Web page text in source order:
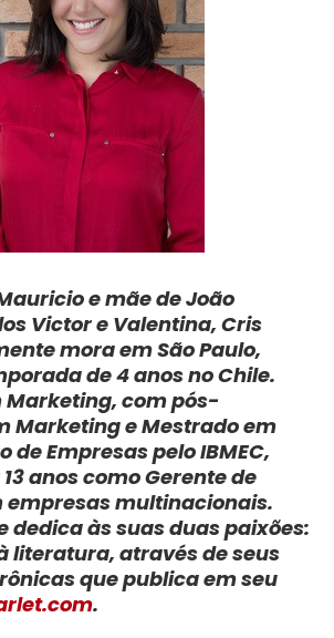
e mãe de João
Victor e Valentina, Cris
mora em São Paulo,
de 4 anos no Chile.
Marketing, com pós-
Marketing e Mestrado em
Empresas pelo IBMEC,
anos como Gerente de
empresas multinacionais.
dedica às suas duas paixões:
literatura, através de seus
que publica em seu
.